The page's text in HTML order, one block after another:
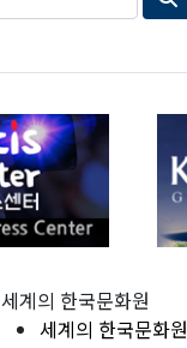
세계의 한국문화원
세계의 한국문화원